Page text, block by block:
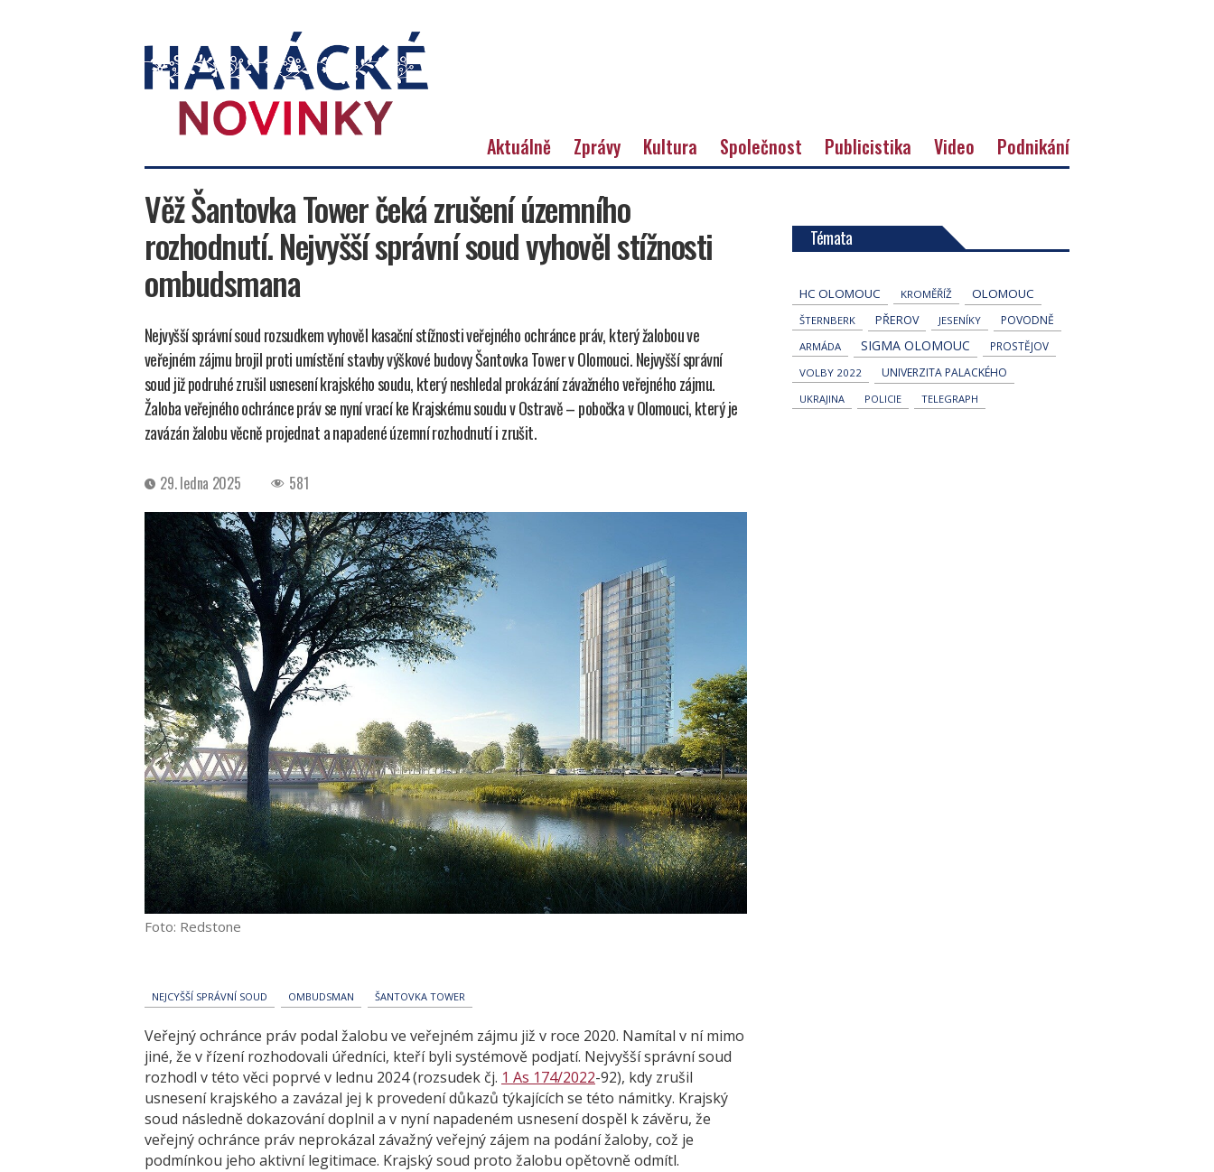
novinky
Aktuálně Zprávy Kultura Společnost Publicistika Video Podnikání
Věž Šantovka Tower čeká zrušení územního
rozhodnutí. Nejvyšší správní soud vyhověl stížnosti
ombudsmana
Nejvyšší správní soud rozsudkem vyhověl kasační stížnosti veřejného ochránce práv, který žalobou ve
veřejném zájmu brojil proti umístění stavby výškové budovy Šantovka Tower v Olomouci. Nejvyšší správní
soud již podruhé zrušil usnesení krajského soudu, který neshledal prokázání závažného veřejného zájmu.
Žaloba veřejného ochránce práv se nyní vrací ke Krajskému soudu v Ostravě – pobočka v Olomouci, který je
zavázán žalobu věcně projednat a napadené územní rozhodnutí i zrušit.
Datum
příspěvku
29. ledna 2025 581
Foto: Redstone
NEJCYŠŠÍ SPRÁVNÍ SOUD OMBUDSMAN ŠANTOVKA TOWER
Veřejný ochránce práv podal žalobu ve veřejném zájmu již v roce 2020. Namítal v ní mimo
jiné, že v řízení rozhodovali úředníci, kteří byli systémově podjatí. Nejvyšší správní soud
rozhodl v této věci poprvé v lednu 2024 (rozsudek čj. 1 As 174/2022-92), kdy zrušil
usnesení krajského a zavázal jej k provedení důkazů týkajících se této námitky. Krajský
soud následně dokazování doplnil a v nyní napadeném usnesení dospěl k závěru, že
veřejný ochránce práv neprokázal závažný veřejný zájem na podání žaloby, což je
podmínkou jeho aktivní legitimace. Krajský soud proto žalobu opětovně odmítl.
Témata
HC OLOMOUC KROMĚŘÍŽ OLOMOUC
ŠTERNBERK PŘEROV JESENÍKY POVODNĚ
ARMÁDA SIGMA OLOMOUC PROSTĚJOV
VOLBY 2022 UNIVERZITA PALACKÉHO
UKRAJINA POLICIE TELEGRAPH